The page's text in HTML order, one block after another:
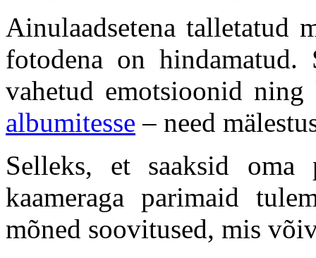
Ainulaadsetena talletatud
fotodena on hindamatud.
vahetud emotsioonid
albumitesse – need
Selleks, et saaksid oma
kaameraga parimaid
mõned soovitused, mis